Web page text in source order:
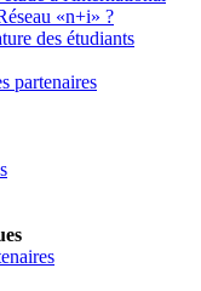
«n+i» ?
des étudiants
partenaires